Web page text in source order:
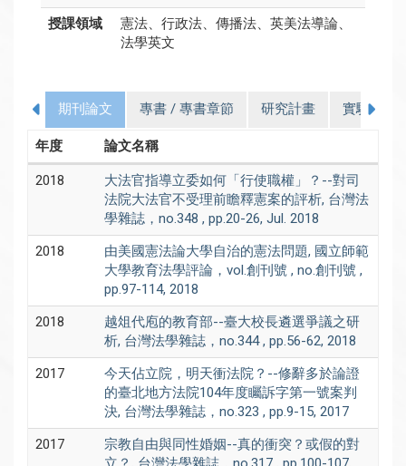
授課領域
憲法、行政法、傳播法、英美法導論、
法學英文
期刊論文 專書 / 專書章節 研究計畫 實驗室
年度 論文名稱
2018
大法官指導立委如何「行使職權」？--對司
法院大法官不受理前瞻釋憲案的評析, 台灣法
學雜誌，no.348 , pp.20-26, Jul. 2018
2018
由美國憲法論大學自治的憲法問題, 國立師範
大學教育法學評論，vol.創刊號 , no.創刊號 ,
pp.97-114, 2018
2018
越俎代庖的教育部--臺大校長遴選爭議之研
析, 台灣法學雜誌，no.344 , pp.56-62, 2018
2017
今天佔立院，明天衝法院？--修辭多於論證
的臺北地方法院104年度矚訴字第一號案判
決, 台灣法學雜誌，no.323 , pp.9-15, 2017
2017
宗教自由與同性婚姻--真的衝突？或假的對